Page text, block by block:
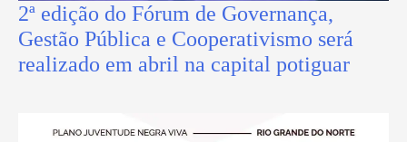
2ª edição do Fórum de Governança,
Gestão Pública e Cooperativismo será
realizado em abril na capital potiguar